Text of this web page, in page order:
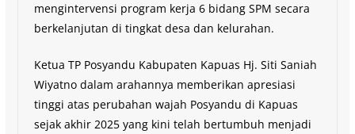
mengintervensi program kerja 6 bidang SPM secara
berkelanjutan di tingkat desa dan kelurahan.
Ketua TP Posyandu Kabupaten Kapuas Hj. Siti Saniah
Wiyatno dalam arahannya memberikan apresiasi
tinggi atas perubahan wajah Posyandu di Kapuas
sejak akhir 2025 yang kini telah bertumbuh menjadi